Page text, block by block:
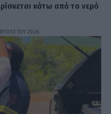
κάτω από το νερό
2026